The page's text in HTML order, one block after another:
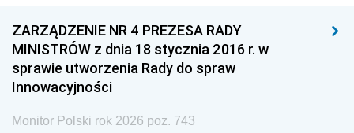
ZARZĄDZENIE NR 4 PREZESA RADY
MINISTRÓW z dnia 18 stycznia 2016 r. w
sprawie utworzenia Rady do spraw
Innowacyjności
Monitor Polski rok 2026 poz. 743